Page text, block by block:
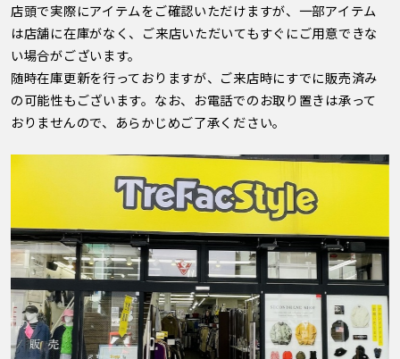
店頭で実際にアイテムをご確認いただけますが、一部アイテム
は店舗に在庫がなく、ご来店いただいてもすぐにご用意できな
い場合がございます。
随時在庫更新を行っておりますが、ご来店時にすでに販売済み
の可能性もございます。なお、お電話でのお取り置きは承って
おりませんので、あらかじめご了承ください。